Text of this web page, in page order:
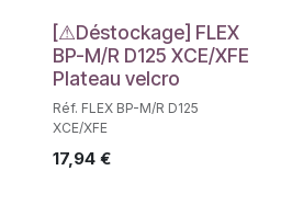
Déstockage
[⚠Déstockage] FLEX
BP-M/R D125 XCE/XFE
Plateau velcro
Réf. FLEX BP-M/R D125
XCE/XFE
17,94€